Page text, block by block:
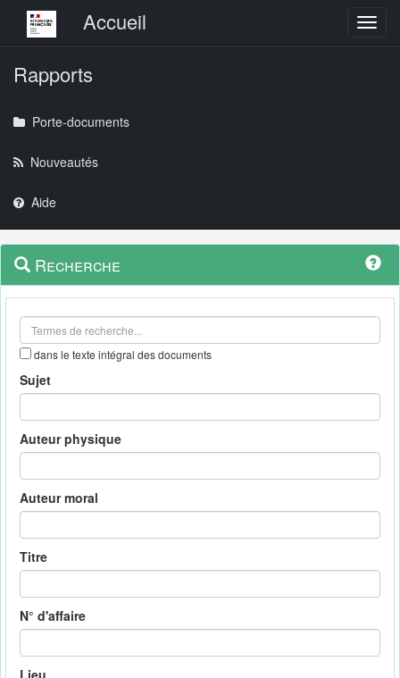
Menu principalAccueil
Rapports
Porte-documents
Nouveautés
Aide
Navigation
outils
Menu
contextuel
Recherche
dans le texte intégral des documents
Sujet
Auteur physique
Auteur moral
Titre
N° d'affaire
Lieu